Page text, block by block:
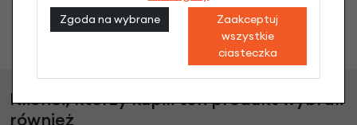
Zadaj pytanie
Klienci, którzy kupili ten produkt wybrali
również
Zgoda na wybrane
Zaakceptuj
wszystkie
ciasteczka